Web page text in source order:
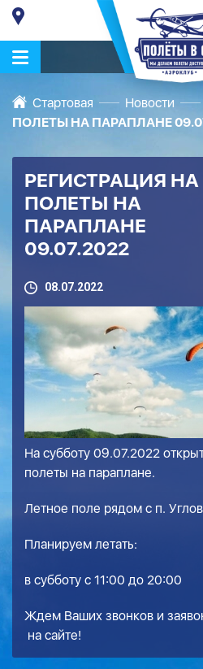
Стартовая Новости
ПОЛЕТЫ НА ПАРАПЛАНЕ
РЕГИСТРАЦИЯ НА
ПОЛЕТЫ НА
ПАРАПЛАНЕ
09.07.2022
08.07.2022
На субботу 09.07.2022
полеты на параплане.
Летное поле рядом с п.
Планируем летать:
в субботу с 11:00 до 20:00
Ждем Ваших звонков и
на сайте!